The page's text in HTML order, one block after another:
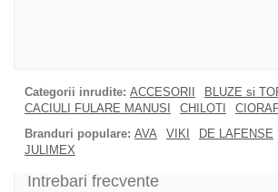
Categorii inrudite: ACCESORII
BLUZE si
CACIULI FULARE MANUSI
CHILOTI
Branduri populare: AVA VIKI DE LAFENSE
JULIMEX
Intrebari frecvente